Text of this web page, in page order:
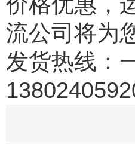
流公司将为
发货热线：